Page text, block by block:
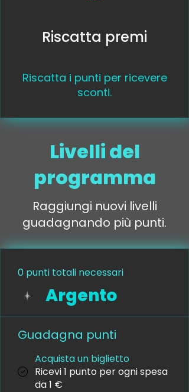
Riscatta premi
Riscatta i punti per ricevere
sconti.
Livelli del
programma
Raggiungi nuovi livelli
guadagnando più punti.
Argento
0 punti totali necessari
Guadagna punti
Acquista un biglietto
Ricevi 1 punto per ogni spesa
da 1 €